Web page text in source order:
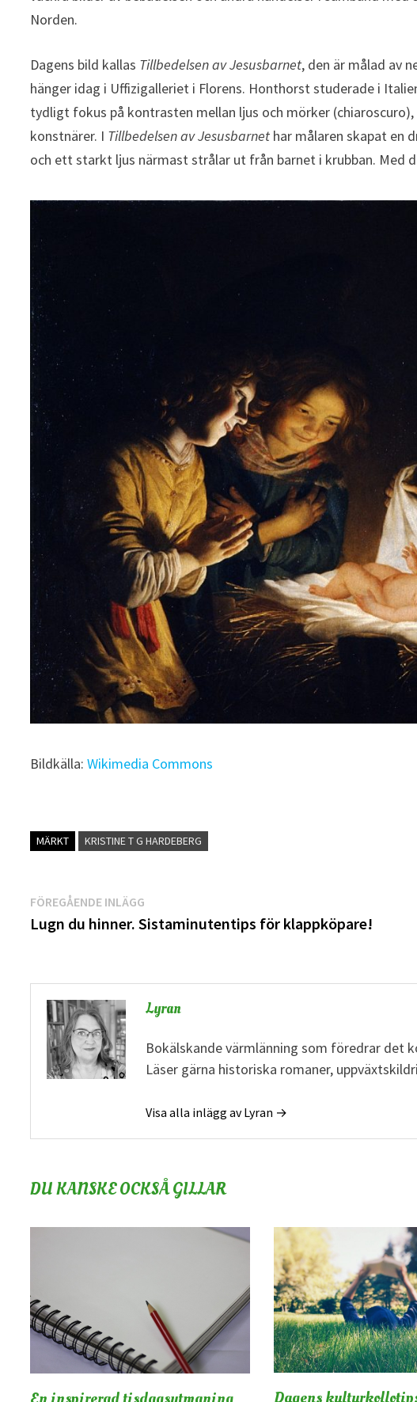
Norden.
Dagens bild kallas Tillbedelsen av Jesusbarnet, den är målad av
hänger idag i Uffizigalleriet i Florens. Honthorst studerade i
tydligt fokus på kontrasten mellan ljus och mörker
konstnärer. I Tillbedelsen av Jesusbarnet har målaren skapat en
och ett starkt ljus närmast strålar ut från barnet i krubban. Med
Bildkälla:Wikimedia Commons
MÄRKT KRISTINE T G HARDEBERG
Inläggsnavigering
FÖREGÅENDE INLÄGG
inlägg:
Lugn du hinner. Sistaminutentips för klappköpare!
Lyran
Bokälskande värmlänning som föredrar
Läser gärna historiska romaner,
Visa alla inlägg av Lyran →
DU KANSKE OCKSÅ GILLAR